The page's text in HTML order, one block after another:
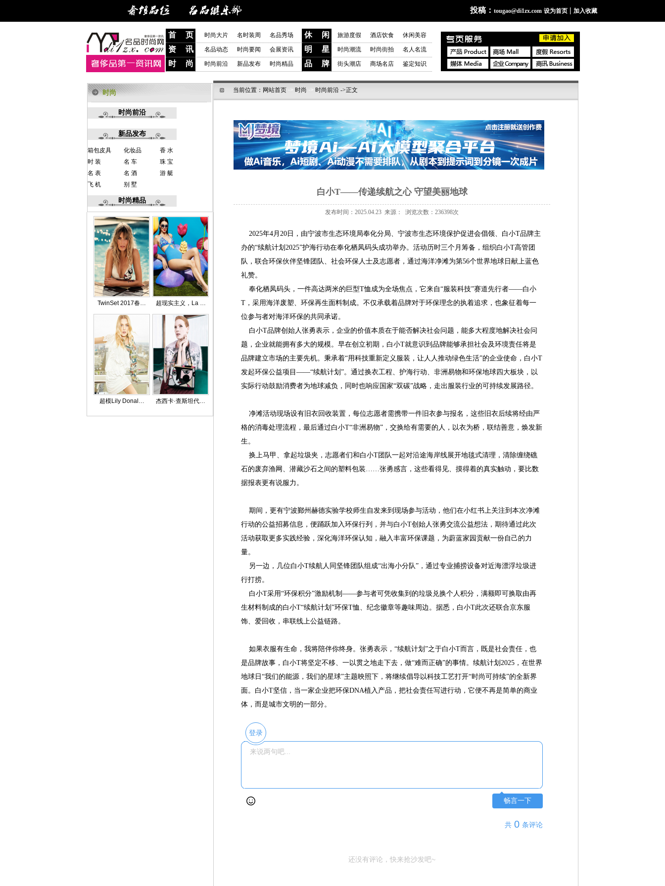
投稿： tougao@di1zx.com 设为首页| 加入收藏
首 页 时尚大片 名时装周 名品秀场 休 闲 旅游度假 酒店饮食 休闲美容
资 讯 名品动态 时尚要闻 会展资讯 明 星 时尚潮流 时尚街拍 名人名流
时 尚 时尚前沿 新品发布 时尚精品 品 牌 街头潮店 商场名店 鉴定知识
时尚
时尚前沿
新品发布
箱包皮具 化妆品
香 水
时 装
名 车
珠 宝
名 表
名 酒
游 艇
飞 机
别 墅
时尚精品
TwinSet 2017春… 超现实主义，La …
超模Lily Donal… 杰西卡·查斯坦代…
当前位置： 网站首页 -> 时尚 -> 时尚前沿 ->正文
白小T——传递续航之心 守望美丽地球
发布时间：2025.04.23 来源： 浏览次数：236398次
2025年4月20日，由宁波市生态环境局奉化分局、宁波市生态环境保护促进会倡领、白小T品牌主
办的“续航计划2025”护海行动在奉化栖凤码头成功举办。活动历时三个月筹备，组织白小T高管团
队，联合环保伙伴坚锋团队、社会环保人士及志愿者，通过海洋净滩为第56个世界地球日献上蓝色
礼赞。
奉化栖凤码头，一件高达两米的巨型T恤成为全场焦点，它来自“服装科技”赛道先行者——白小
T，采用海洋废塑、环保再生面料制成。不仅承载着品牌对于环保理念的执着追求，也象征着每一
位参与者对海洋环保的共同承诺。
白小T品牌创始人张勇表示，企业的价值本质在于能否解决社会问题，能多大程度地解决社会问
题，企业就能拥有多大的规模。早在创立初期，白小T就意识到品牌能够承担社会及环境责任将是
品牌建立市场的主要先机。秉承着“用科技重新定义服装，让人人推动绿色生活”的企业使命，白小T
发起环保公益项目——“续航计划”。通过换衣工程、护海行动、非洲易物和环保地球四大板块，以
实际行动鼓励消费者为地球减负，同时也响应国家“双碳”战略，走出服装行业的可持续发展路径。
净滩活动现场设有旧衣回收装置，每位志愿者需携带一件旧衣参与报名，这些旧衣后续将经由严
格的消毒处理流程，最后通过白小T“非洲易物”，交换给有需要的人，以衣为桥，联结善意，焕发新
生。
换上马甲、拿起垃圾夹，志愿者们和白小T团队一起对沿途海岸线展开地毯式清理，清除缠绕礁
石的废弃渔网、潜藏沙石之间的塑料包装……张勇感言，这些看得见、摸得着的真实触动，要比数
据报表更有说服力。
期间，更有宁波鄞州赫德实验学校师生自发来到现场参与活动，他们在小红书上关注到本次净滩
行动的公益招募信息，便踊跃加入环保行列，并与白小T创始人张勇交流公益想法，期待通过此次
活动获取更多实践经验，深化海洋环保认知，融入丰富环保课题，为蔚蓝家园贡献一份自己的力
量。
另一边，几位白小T续航人同坚锋团队组成“出海小分队”，通过专业捕捞设备对近海漂浮垃圾进
行打捞。
白小T采用“环保积分”激励机制——参与者可凭收集到的垃圾兑换个人积分，满额即可换取由再
生材料制成的白小T“续航计划”环保T恤、纪念徽章等趣味周边。据悉，白小T此次还联合京东服
饰、爱回收，串联线上公益链路。
如果衣服有生命，我将陪伴你终身。张勇表示，“续航计划”之于白小T而言，既是社会责任，也
是品牌故事，白小T将坚定不移、一以贯之地走下去，做“难而正确”的事情。续航计划2025，在世界
地球日“我们的能源，我们的星球”主题映照下，将继续倡导以科技工艺打开“时尚可持续”的全新界
面。白小T坚信，当一家企业把环保DNA植入产品，把社会责任写进行动，它便不再是简单的商业
体，而是城市文明的一部分。
登录
畅言一下
共 0 条评论
还没有评论，快来抢沙发吧~